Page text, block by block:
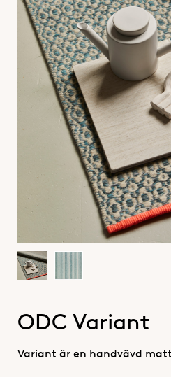
ODC Variant
Variant är en handvävd